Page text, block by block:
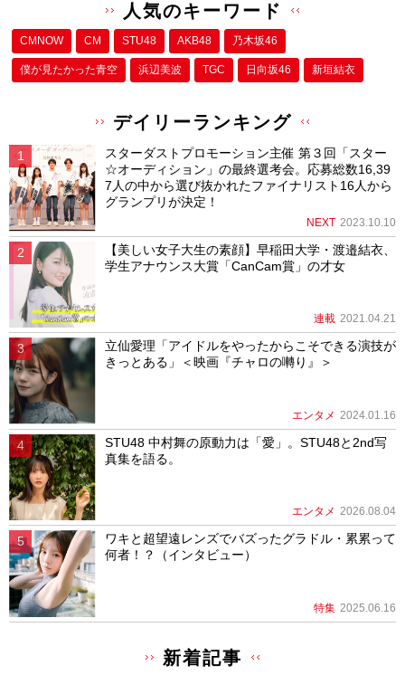
人気のキーワード
CMNOW CM STU48 AKB48 乃木坂46
僕が⾒たかった⻘空 浜辺美波 TGC 日向坂46 新垣結衣
デイリーランキング
スターダストプロモーション主催 第３回「スター
☆オーディション」の最終選考会。応募総数16,39
7人の中から選び抜かれたファイナリスト16人から
グランプリが決定！
NEXT 2023.10.10
【美しい女子大生の素顔】早稲田大学・渡邉結衣、
学生アナウンス大賞「CanCam賞」の才女
連載 2021.04.21
立仙愛理「アイドルをやったからこそできる演技が
きっとある」＜映画『チャロの囀り』＞
エンタメ 2024.01.16
STU48 中村舞の原動力は「愛」。STU48と2nd写
真集を語る。
エンタメ 2026.08.04
ワキと超望遠レンズでバズったグラドル・累累って
何者！？（インタビュー）
特集 2025.06.16
新着記事